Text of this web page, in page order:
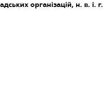
організацій, н. в. і. г.